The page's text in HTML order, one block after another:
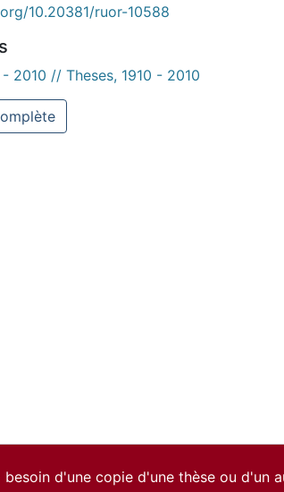
10.20381/ruor-10588
- 2010 // Theses, 1910 - 2010
besoin d'une copie d'une thèse ou d'un